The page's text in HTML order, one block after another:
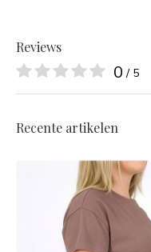
Reviews
0 / 5
Recente artikelen